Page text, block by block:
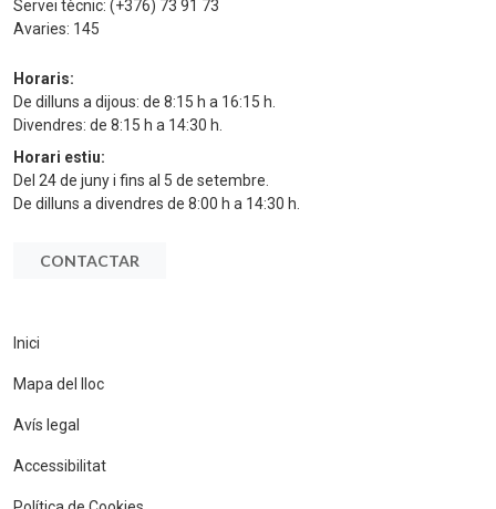
Servei tècnic: (+376) 73 91 73
Avaries: 145
Horaris:
De dilluns a dijous: de 8:15 h a 16:15 h.
Divendres: de 8:15 h a 14:30 h.
Horari estiu:
Del 24 de juny i fins al 5 de setembre.
De dilluns a divendres de 8:00 h a 14:30 h.
CONTACTAR
Inici
Mapa del lloc
Avís legal
Accessibilitat